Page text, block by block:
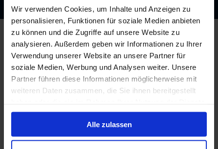
Wir verwenden Cookies, um Inhalte und Anzeigen zu
personalisieren, Funktionen für soziale Medien anbieten
zu können und die Zugriffe auf unsere Website zu
analysieren. Außerdem geben wir Informationen zu Ihrer
Verwendung unserer Website an unsere Partner für
soziale Medien, Werbung und Analysen weiter. Unsere
Partner führen diese Informationen möglicherweise mit
weiteren Daten zusammen, die Sie ihnen bereitgestellt
gesammelt haben.
Alle zulassen